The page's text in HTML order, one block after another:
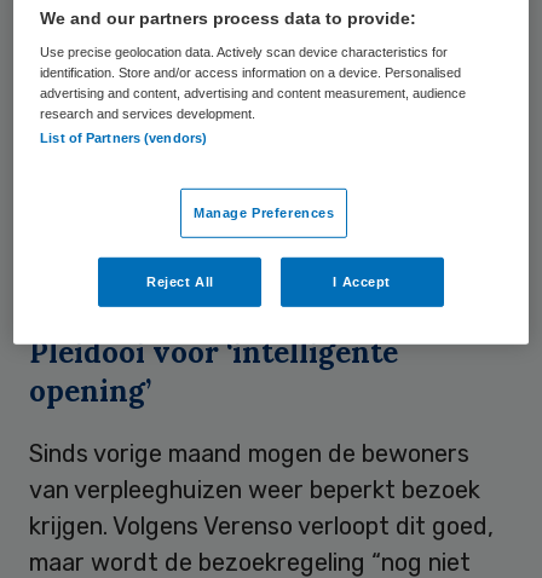
Het aantal besmettingen in verpleeghuizen
neemt af en er zijn genoeg
beschermingsmiddelen en coronatests
beschikbaar. Wel vindt Verenso dat er meer
beschikbaar moeten zijn. Verpleeghuizen en
de overheid kunnen dan snel ingrijpen bij
een nieuwe uitbraak.
Pleidooi voor ‘intelligente
opening’
Sinds vorige maand mogen de bewoners
van verpleeghuizen weer beperkt bezoek
krijgen. Volgens Verenso verloopt dit goed,
maar wordt de bezoekregeling “nog niet
We and our partners process data to provide:
Use precise geolocation data. Actively scan device characteristics for
identification. Store and/or access information on a device. Personalised
advertising and content, advertising and content measurement, audience
research and services development.
List of Partners (vendors)
Manage Preferences
Reject All I Accept